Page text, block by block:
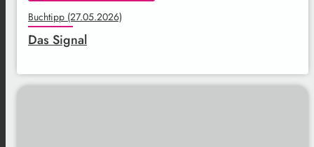
Buchtipp (27.05.2026)
Das Signal